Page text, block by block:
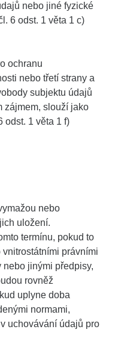
nebo jiné fyzické
6 odst. 1 věta 1 c)
ochranu
nebo třetí strany a
subjektu údajů
zájmem, slouží jako
odst. 1 věta 1 f)
nebo
uložení.
termínu, pokud to
právními
jinými předpisy,
rovněž
uplyne doba
normami,
uchovávání údajů pro